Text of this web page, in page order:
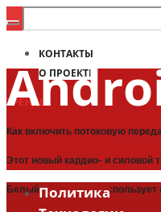
КОНТАКТЫ
О ПРОЕКТЕ
ТРЕНДЫ:
Как включить потоковую
Этот новый кардио- и силовой
Белый дом Трампа использует
Политика